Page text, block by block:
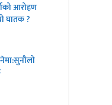
आरोहण
घातक ?